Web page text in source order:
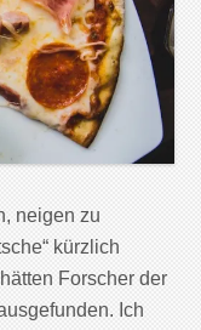
neigen zu
kürzlich
Forscher der
Ich